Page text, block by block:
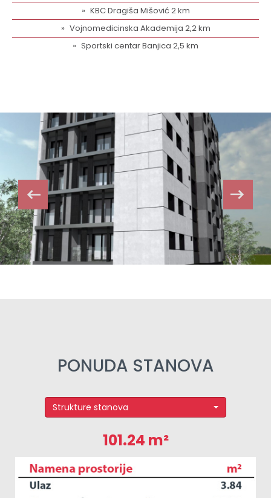
KBC Dragiša Mišović 2 km
Vojnomedicinska Akademija 2,2 km
Sportski centar Banjica 2,5 km
PONUDA STANOVA
Strukture stanova
101.24 m²